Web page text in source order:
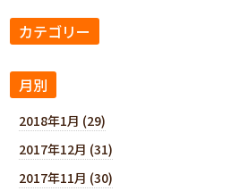
カテゴリー
月別
2018年1月 (29)
2017年12月 (31)
2017年11月 (30)